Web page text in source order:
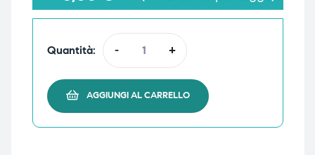
Quantità: - +
AGGIUNGI AL CARRELLO